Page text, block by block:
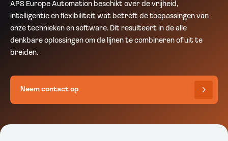
APS Europe Automation beschikt over de vrijheid,
intelligentie en flexibiliteit wat betreft de toepassingen van
onze technieken en software. Dit resulteert in de alle
denkbare oplossingen om de lijnen te combineren of uit te
breiden.
Neem contact op